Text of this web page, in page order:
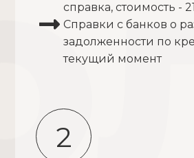
справка, стоимость -
Справки с банков о
задолженности по
текущий момент
2